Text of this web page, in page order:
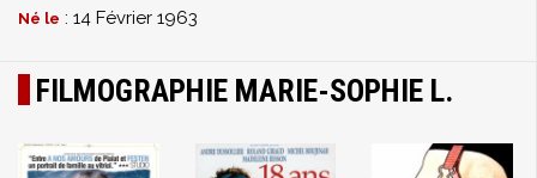
Né le : 14 Février 1963
FILMOGRAPHIE MARIE-SOPHIE L.